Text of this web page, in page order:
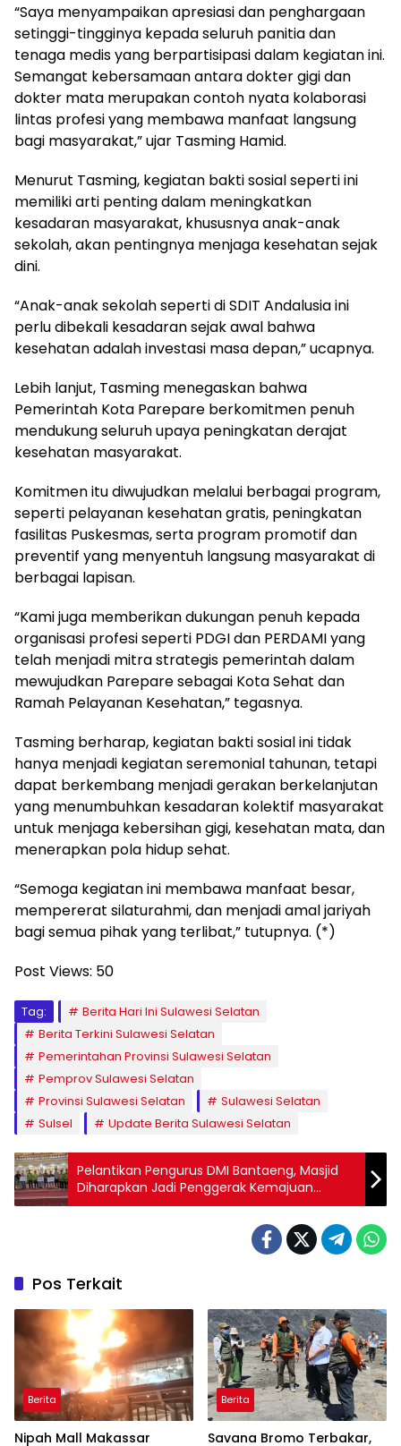
“Saya menyampaikan apresiasi dan penghargaan
setinggi-tingginya kepada seluruh panitia dan
tenaga medis yang berpartisipasi dalam kegiatan ini.
Semangat kebersamaan antara dokter gigi dan
dokter mata merupakan contoh nyata kolaborasi
lintas profesi yang membawa manfaat langsung
bagi masyarakat,” ujar Tasming Hamid.
Menurut Tasming, kegiatan bakti sosial seperti ini
memiliki arti penting dalam meningkatkan
kesadaran masyarakat, khususnya anak-anak
sekolah, akan pentingnya menjaga kesehatan sejak
dini.
“Anak-anak sekolah seperti di SDIT Andalusia ini
perlu dibekali kesadaran sejak awal bahwa
kesehatan adalah investasi masa depan,” ucapnya.
Lebih lanjut, Tasming menegaskan bahwa
Pemerintah Kota Parepare berkomitmen penuh
mendukung seluruh upaya peningkatan derajat
kesehatan masyarakat.
Komitmen itu diwujudkan melalui berbagai program,
seperti pelayanan kesehatan gratis, peningkatan
fasilitas Puskesmas, serta program promotif dan
preventif yang menyentuh langsung masyarakat di
berbagai lapisan.
“Kami juga memberikan dukungan penuh kepada
organisasi profesi seperti PDGI dan PERDAMI yang
telah menjadi mitra strategis pemerintah dalam
mewujudkan Parepare sebagai Kota Sehat dan
Ramah Pelayanan Kesehatan,” tegasnya.
Tasming berharap, kegiatan bakti sosial ini tidak
hanya menjadi kegiatan seremonial tahunan, tetapi
dapat berkembang menjadi gerakan berkelanjutan
yang menumbuhkan kesadaran kolektif masyarakat
untuk menjaga kebersihan gigi, kesehatan mata, dan
menerapkan pola hidup sehat.
“Semoga kegiatan ini membawa manfaat besar,
mempererat silaturahmi, dan menjadi amal jariyah
bagi semua pihak yang terlibat,” tutupnya. (*)
Post Views: 50
Tag:
Berita Hari Ini Sulawesi Selatan
Berita Terkini Sulawesi Selatan
Pemerintahan Provinsi Sulawesi Selatan
Pemprov Sulawesi Selatan
Provinsi Sulawesi Selatan
Sulawesi Selatan
Sulsel
Update Berita Sulawesi Selatan
Pelantikan Pengurus DMI Bantaeng, Masjid
Diharapkan Jadi Penggerak Kemajuan
Daerah
Pos Terkait
Berita
Nipah Mall Makassar
Berita
Savana Bromo Terbakar,